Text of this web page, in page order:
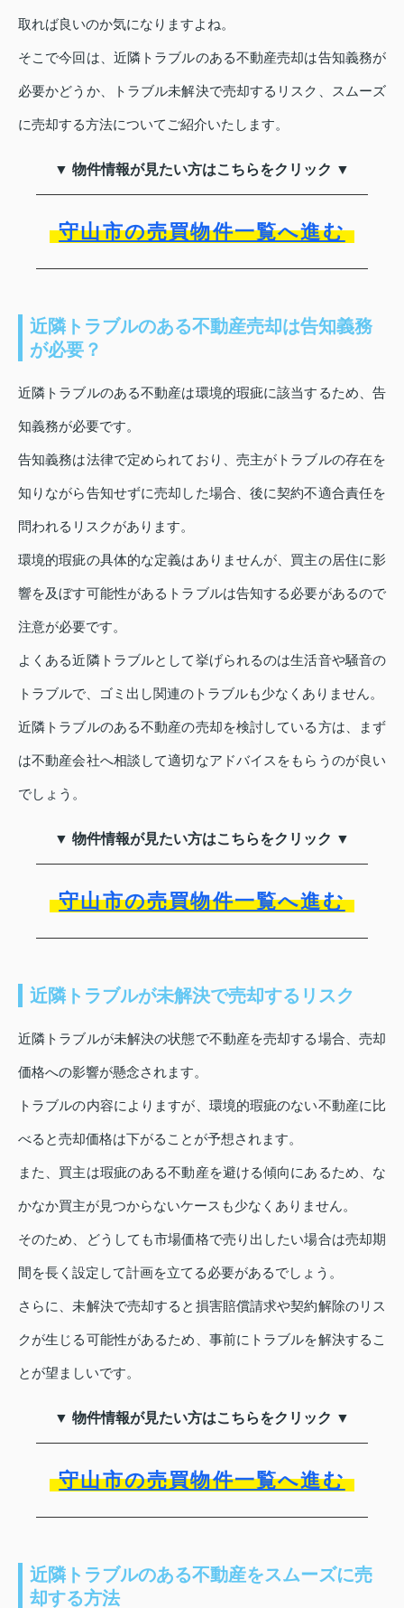
取れば良いのか気になりますよね。
そこで今回は、近隣トラブルのある不動産売却は告知義務が
必要かどうか、トラブル未解決で売却するリスク、スムーズ
に売却する方法についてご紹介いたします。
▼ 物件情報が見たい方はこちらをクリック ▼
守山市の売買物件一覧へ進む
近隣トラブルのある不動産売却は告知義務
が必要？
近隣トラブルのある不動産は環境的瑕疵に該当するため、告
知義務が必要です。
告知義務は法律で定められており、売主がトラブルの存在を
知りながら告知せずに売却した場合、後に契約不適合責任を
問われるリスクがあります。
環境的瑕疵の具体的な定義はありませんが、買主の居住に影
響を及ぼす可能性があるトラブルは告知する必要があるので
注意が必要です。
よくある近隣トラブルとして挙げられるのは生活音や騒音の
トラブルで、ゴミ出し関連のトラブルも少なくありません。
近隣トラブルのある不動産の売却を検討している方は、まず
は不動産会社へ相談して適切なアドバイスをもらうのが良い
でしょう。
▼ 物件情報が見たい方はこちらをクリック ▼
守山市の売買物件一覧へ進む
近隣トラブルが未解決で売却するリスク
近隣トラブルが未解決の状態で不動産を売却する場合、売却
価格への影響が懸念されます。
トラブルの内容によりますが、環境的瑕疵のない不動産に比
べると売却価格は下がることが予想されます。
また、買主は瑕疵のある不動産を避ける傾向にあるため、な
かなか買主が見つからないケースも少なくありません。
そのため、どうしても市場価格で売り出したい場合は売却期
間を長く設定して計画を立てる必要があるでしょう。
さらに、未解決で売却すると損害賠償請求や契約解除のリス
クが生じる可能性があるため、事前にトラブルを解決するこ
とが望ましいです。
▼ 物件情報が見たい方はこちらをクリック ▼
守山市の売買物件一覧へ進む
近隣トラブルのある不動産をスムーズに売
却する方法